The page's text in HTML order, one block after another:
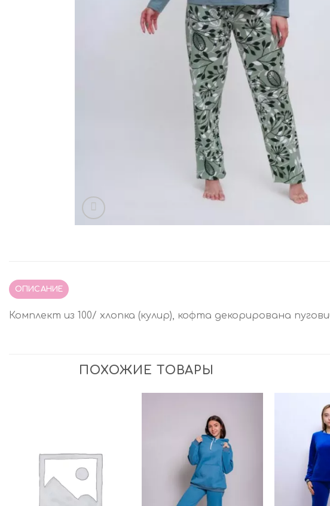
ОПИСАНИЕ
Комплект из 100/ хлопка (кулир), кофта декорирована
ПОХОЖИЕ ТОВАРЫ